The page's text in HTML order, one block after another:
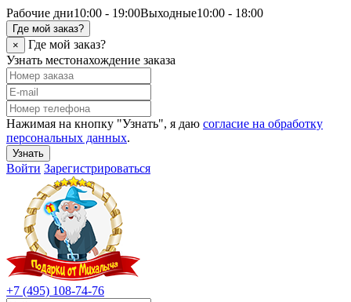
Рабочие дни10:00 - 19:00Выходные10:00 - 18:00
Где мой заказ?
×
Где мой заказ?
Узнать местонахождение заказа
Нажимая на кнопку "Узнать", я даю согласие на обработку
персональных данных.
Узнать
Войти Зарегистрироваться
+7 (495) 108-74-76